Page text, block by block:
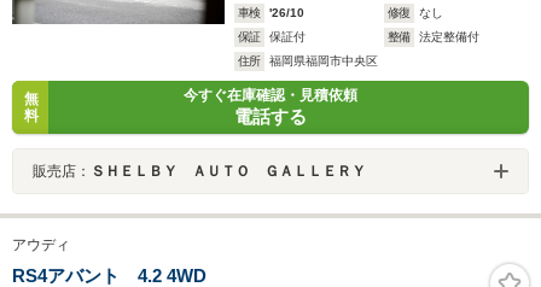
車検
'26/10 修復
なし
保証
保証付 整備
法定整備付
住所
福岡県福岡市中央区
無
料
今すぐ在庫確認・見積依頼
電話する
販売店： ＳＨＥＬＢＹ ＡＵＴＯ ＧＡＬＬＥＲＹ
アウディ
RS4アバント 4.2 4WD